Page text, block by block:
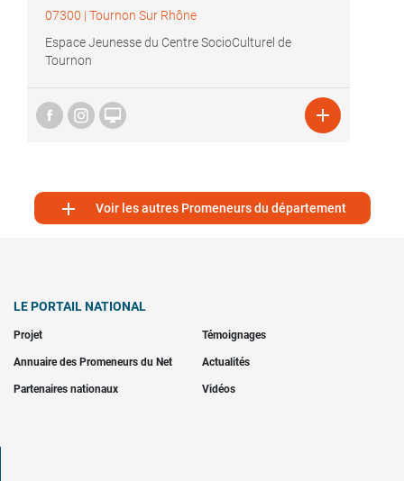
07300 | Tournon Sur Rhône
Espace Jeunesse du Centre SocioCulturel de
Tournon
 
 Voir les autres Promeneurs du département
LE PORTAIL NATIONAL
Projet Témoignages
Annuaire des Promeneurs du Net Actualités
Partenaires nationaux Vidéos